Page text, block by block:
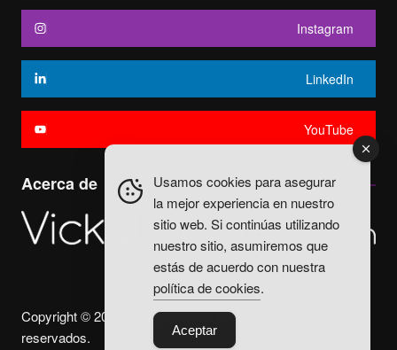
Instagram
LinkedIn
YouTube
Acerca de
Copyright © 2025. Vicky Fuentes Todos los derechos
reservados.
Usamos cookies para asegurar
la mejor experiencia en nuestro
sitio web. Si continúas utilizando
nuestro sitio, asumiremos que
estás de acuerdo con nuestra
política de cookies.
Aceptar